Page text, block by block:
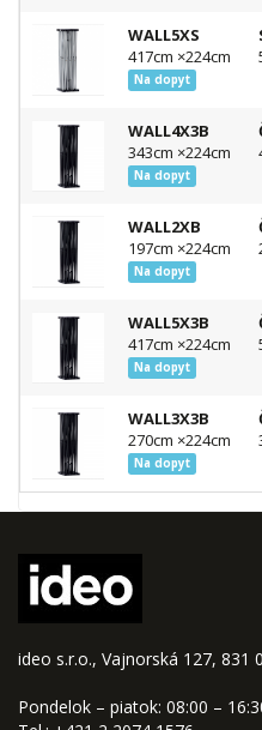
WALL5XS
417cm ×224cm
Na dopyt
WALL4X3B
343cm ×224cm
Na dopyt
WALL2XB
197cm ×224cm
Na dopyt
WALL5X3B
417cm ×224cm
Na dopyt
WALL3X3B
270cm ×224cm
Na dopyt
ideo s.r.o., Vajnorská 127, 831
Pondelok – piatok: 08:00 –